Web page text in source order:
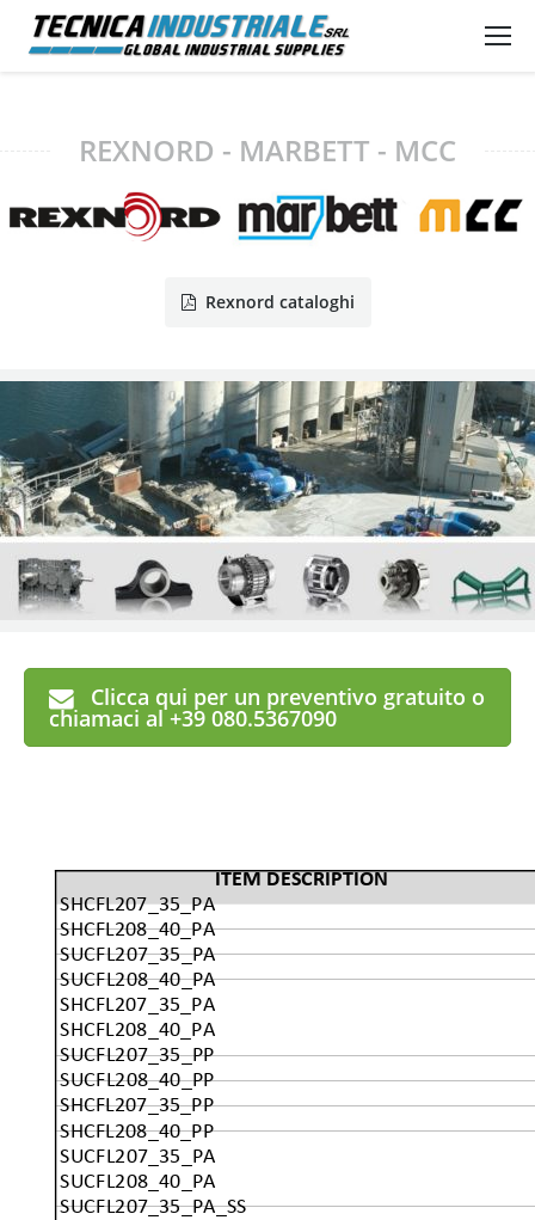
REXNORD - MARBETT - MCC
Rexnord cataloghi
Clicca qui per un preventivo gratuito o
chiamaci al +39 080.5367090
ITEM DESCRIPTION
SHCFL207_35_PA
SHCFL208_40_PA
SUCFL207_35_PA
SUCFL208_40_PA
SHCFL207_35_PA
SHCFL208_40_PA
SUCFL207_35_PP
SUCFL208_40_PP
SHCFL207_35_PP
SHCFL208_40_PP
SUCFL207_35_PA
SUCFL208_40_PA
SUCFL207_35_PA_SS